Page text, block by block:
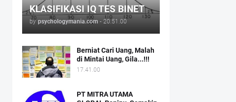
KLASIFIKASI IQ TES BINET
by psychologymania.com - 20.51.00
Berniat Cari Uang, Malah
di Mintai Uang, Gila...!!!
17.41.00
PT MITRA UTAMA